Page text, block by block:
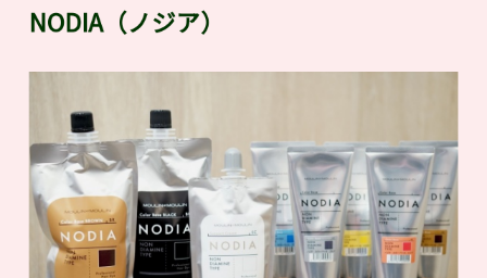
NODIA（ノジア）